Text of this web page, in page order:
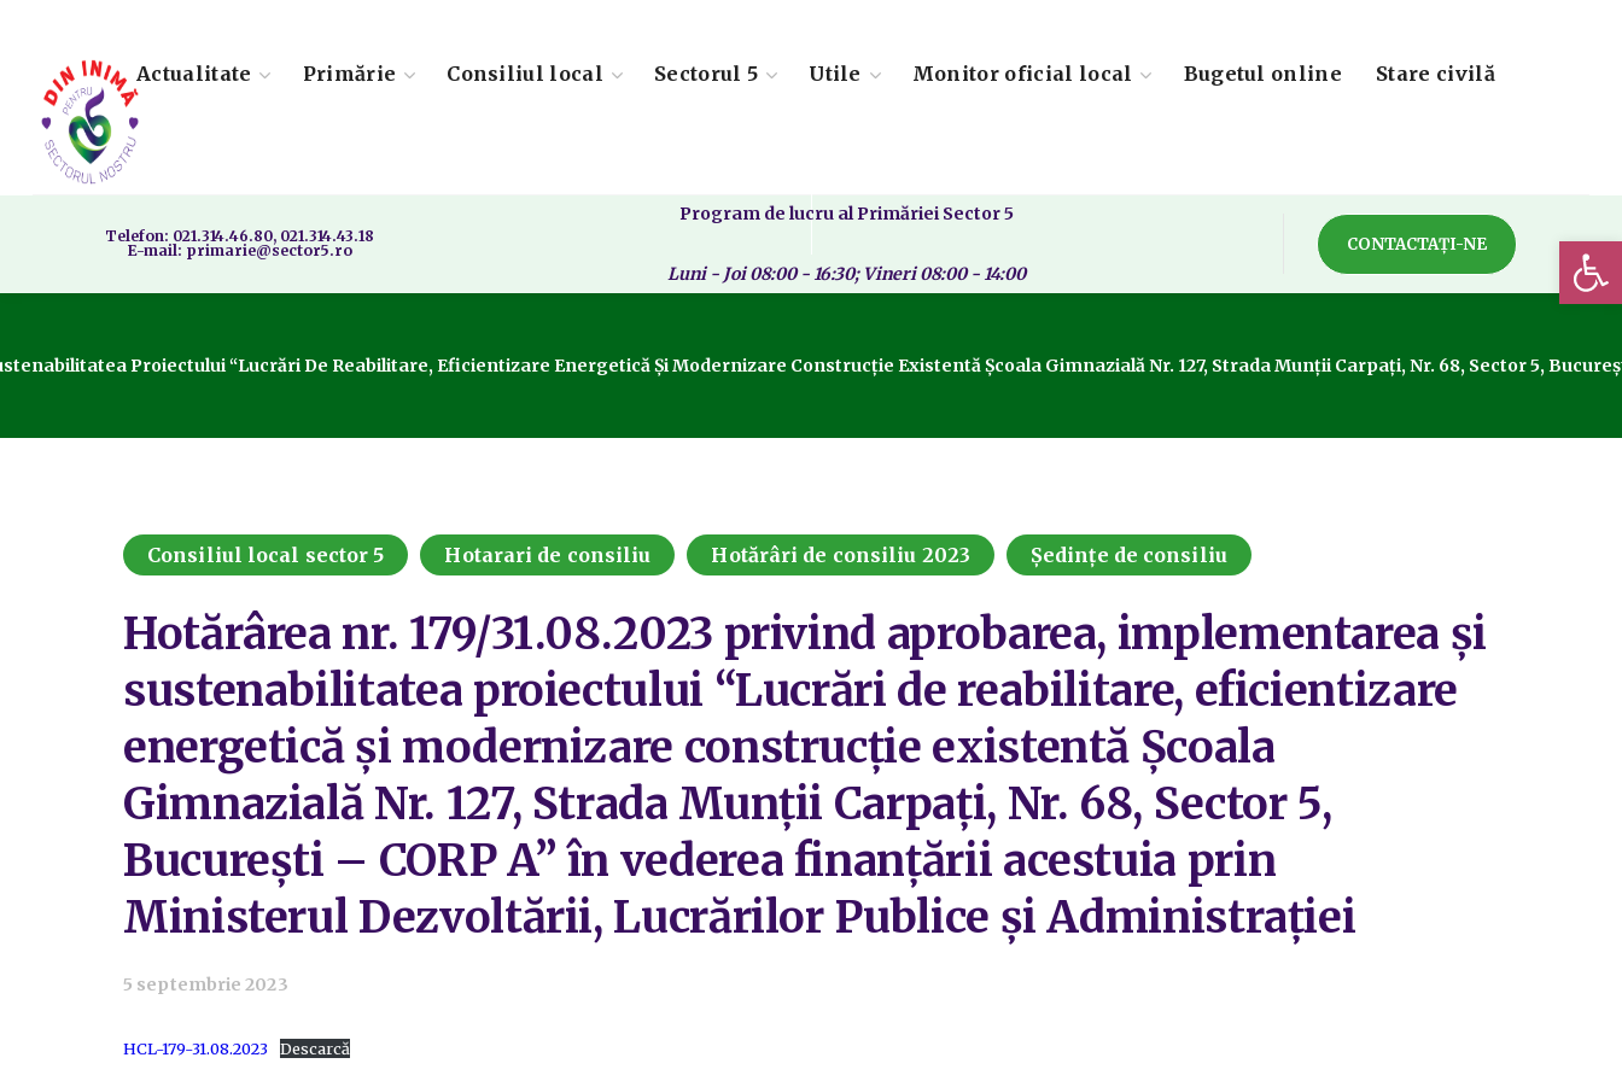
Actualitate Primărie Consiliul local Sectorul 5 Utile Monitor oficial local Bugetul online Stare civilă
Telefon: 021.314.46.80, 021.314.43.18
E-mail: primarie@sector5.ro
Program de lucru al Primăriei Sector 5
Luni - Joi 08:00 - 16:30; Vineri 08:00 - 14:00
CONTACTAȚI-NE
Proiectului “Lucrări De Reabilitare, Eficientizare Energetică Şi Modernizare Construcţie Existentă Şcoala Gimnazială Nr. 127, Strada Munţii Carpaţi, Nr. 68, Sector 5,
Consiliul local sector 5 Hotarari de consiliu Hotărâri de consiliu 2023 Ședințe de consiliu
Hotărârea nr. 179/31.08.2023 privind aprobarea, implementarea și
sustenabilitatea proiectului “Lucrări de reabilitare, eficientizare
energetică şi modernizare construcţie existentă Şcoala
Gimnazială Nr. 127, Strada Munţii Carpaţi, Nr. 68, Sector 5,
Bucureşti – CORP A” în vederea finanțării acestuia prin
Ministerul Dezvoltării, Lucrărilor Publice și Administrației
5 septembrie 2023
HCL-179-31.08.2023 Descarcă